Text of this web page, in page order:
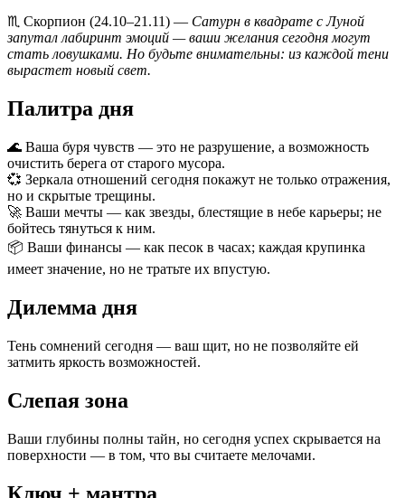
♏️ Скорпион (24.10–21.11) — Сатурн в квадрате с Луной
запутал лабиринт эмоций — ваши желания сегодня могут
стать ловушками. Но будьте внимательны: из каждой тени
вырастет новый свет.
Палитра дня
🌊 Ваша буря чувств — это не разрушение, а возможность
очистить берега от старого мусора.
💞 Зеркала отношений сегодня покажут не только отражения,
но и скрытые трещины.
🚀 Ваши мечты — как звезды, блестящие в небе карьеры; не
бойтесь тянуться к ним.
📦 Ваши финансы — как песок в часах; каждая крупинка
имеет значение, но не тратьте их впустую.
Дилемма дня
Тень сомнений сегодня — ваш щит, но не позволяйте ей
затмить яркость возможностей.
Слепая зона
Ваши глубины полны тайн, но сегодня успех скрывается на
поверхности — в том, что вы считаете мелочами.
Ключ + мантра